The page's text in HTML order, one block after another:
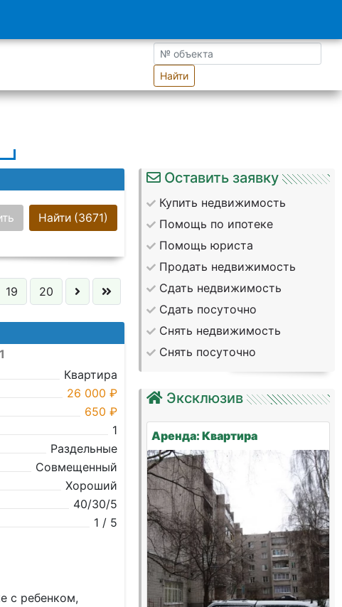
Найти
Найти (3671)
19 20
Квартира
26 000 ₽
650 ₽
1
Раздельные
Совмещенный
Хороший
40/30/5
1 / 5
с ребенкoм,
Оставить заявку
Купить недвижимость
Помощь по ипотеке
Помощь юриста
Продать недвижимость
Сдать недвижимость
Сдать посуточно
Снять недвижимость
Снять посуточно
Эксклюзив
Аренда: Квартира